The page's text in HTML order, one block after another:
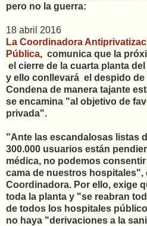
pero no la guerra:
18 abril 2016
La Coordinadora
Pública, comunica que la
el cierre de la cuarta planta
y ello conllevará el despido
Condena de manera tajante
se encamina "al objetivo de
privada".
"Ante las escandalosas listas
300.000 usuarios están
médica, no podemos
cama de nuestros hospitales",
Coordinadora. Por ello, exige
toda la planta y "se reabran
de todos los hospitales
no haya "derivaciones a la